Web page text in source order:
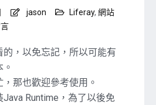
jason Liferay, 網站
，以免忘記，所以可能有
那也歡迎參考使用。
Runtime，為了以後免